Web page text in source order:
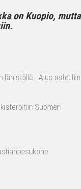
on Kuopio, mutta
lähistöllä . Alus ostettiin
Suomen